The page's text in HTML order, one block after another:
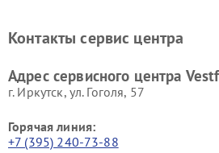
Vestfrost
Контакты сервис центра
Адрес сервисного центра
г. Иркутск, ул. ​Гоголя, 57
Горячая линия:
+7 (395) 240-73-88